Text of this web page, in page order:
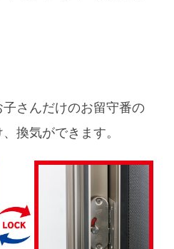
さんだけのお留守番の
換気ができます。